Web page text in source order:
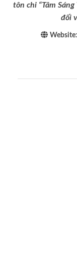
tôn chỉ “Tâm
đối
Website: